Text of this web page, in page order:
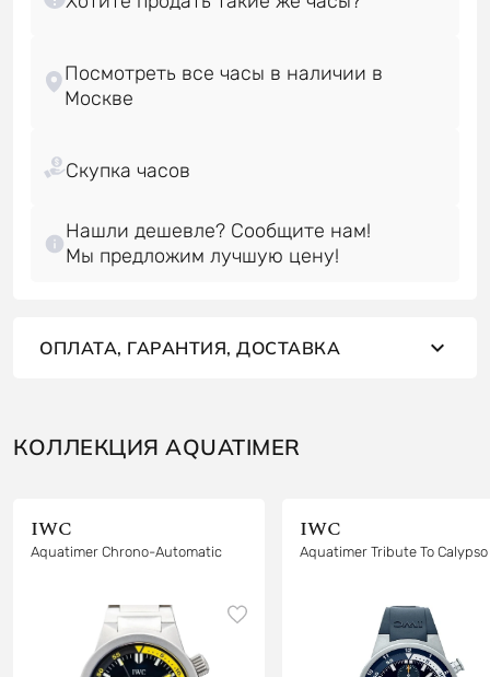
Посмотреть все часы в наличии в
Нашли дешевле? Сообщите нам!
Мы предложим лучшую цену!
ОПЛАТА, ГАРАНТИЯ, ДОСТАВКА
КОЛЛЕКЦИЯ AQUATIMER
IWC
Aquatimer Chrono-Automatic
IWC
Aquatimer Tribute To Calypso